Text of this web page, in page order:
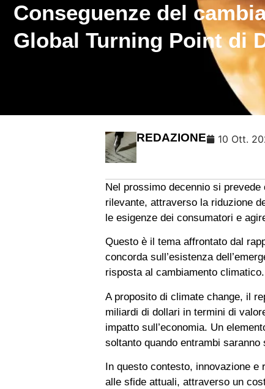
Conseguenze del
Global Turning Point di
REDAZIONE 10 Ott.
Nel prossimo decennio si
rilevante, attraverso la riduzione
le esigenze dei consumatori e
Questo è il tema affrontato dal
concorda sull’esistenza
risposta al cambiamento climatico.
A proposito di climate change, il
miliardi di dollari in termini di
impatto sull’economia. Un
soltanto quando entrambi
In questo contesto, innovazione
alle sfide attuali, attraverso un